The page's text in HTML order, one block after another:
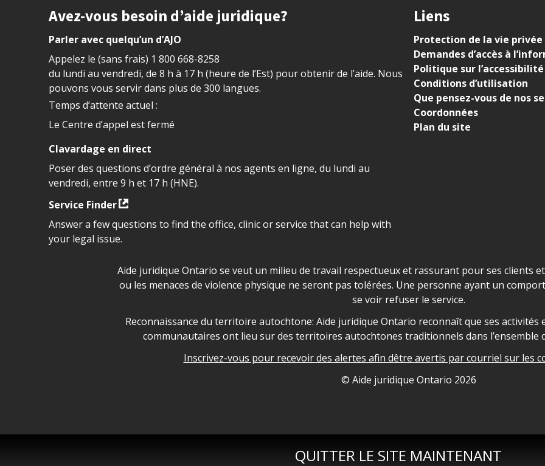
QUITTER LE SITE MAINTENANT
Site footer
Avez-vous besoin d’aide juridique?
Parler avec quelqu’un d’AJO
Appelez le (sans frais) 1 800 668-8258
du lundi au vendredi, de 8 h à 17 h (heure de l’Est) pour obtenir de l’aide. Nous
pouvons vous servir dans plus de 300 langues.
Temps d’attente actuel :
Le Centre d’appel est fermé
Clavardage en direct
Poser des questions d’ordre général à nos agents en ligne, du lundi au
vendredi, entre 9 h et 17 h (HNE).
Service Finder
Answer a few questions to find the office, clinic or service that can help with
your legal issue.
Liens
Protection de la vie privée
Demandes d’accès à
Politique sur l’accessibilité
Conditions d’utilisation
Que pensez-vous de nos
Coordonnées
Plan du site
Déclaration sur la sécurité dans les locaux d'AJO.
Aide juridique Ontario se veut un milieu de travail respectueux et rassurant pour ses clients
ou les menaces de violence physique ne seront pas tolérées. Une personne ayant un
se voir refuser le service.
Legal Aid Ontario land acknowledgement
Reconnaissance du territoire autochtone: Aide juridique Ontario reconnaît que ses activités
communautaires ont lieu sur des territoires autochtones traditionnels dans l’ensemble
Inscrivez-vous pour recevoir des alertes afin dêtre avertis par courriel sur les
© Aide juridique Ontario 2026